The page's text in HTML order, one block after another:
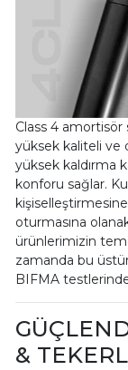
Class 4 amortisör
yüksek kaliteli ve
yüksek kaldırma
konforu sağlar.
oturmasına
ürünlerimizin
zamanda bu
BIFMA
&